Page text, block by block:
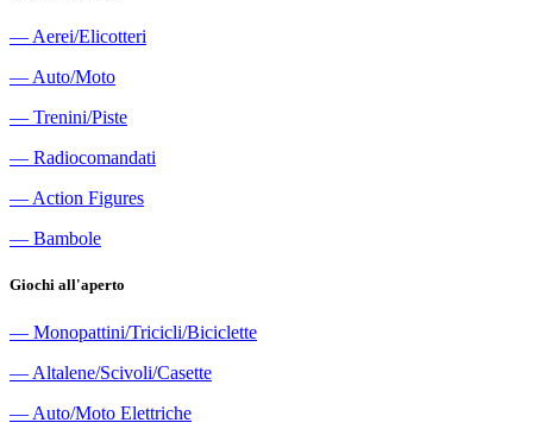
― Aerei/Elicotteri
― Auto/Moto
― Trenini/Piste
― Radiocomandati
― Action Figures
― Bambole
Giochi all'aperto
― Monopattini/Tricicli/Biciclette
― Altalene/Scivoli/Casette
― Auto/Moto Elettriche